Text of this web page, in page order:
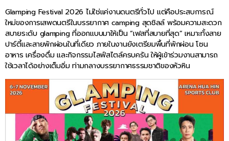
Glamping Festival 2026 ไม่ใช่แค่งานดนตรีทั่วไป แต่คือประสบการณ์
ใหม่ของการเสพดนตรีในบรรยากาศ camping สุดชิลล์ พร้อมความสะดวก
สบายระดับ glamping ที่ออกแบบมาให้เป็น “เฟสที่สบายที่สุด” เหมาะทั้งสาย
ปาร์ตี้และสายพักผ่อนในที่เดียว ภายในงานยังเตรียมพื้นที่พักผ่อน โซน
อาหาร เครื่องดื่ม และกิจกรรมไลฟ์สไตล์ครบครัน ให้ผู้เข้าร่วมงานสามารถ
ใช้เวลาได้อย่างเต็มอิ่ม ท่ามกลางบรรยากาศธรรมชาติของหัวหิน